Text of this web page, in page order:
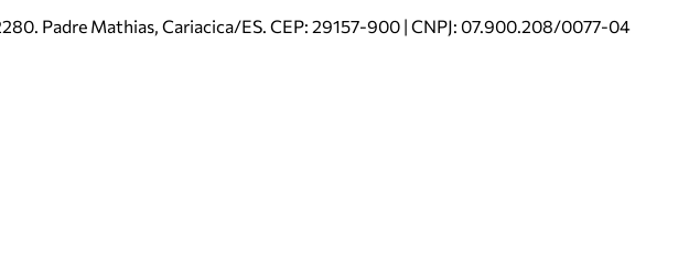
Padre Mathias, Cariacica/ES. CEP: 29157-900 | CNPJ: 07.900.208/0077-04